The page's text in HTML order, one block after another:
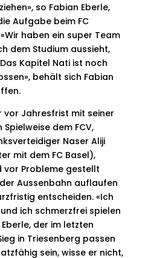
so Fabian Eberle,
Aufgabe beim FC
haben ein super Team
dem Studium aussieht,
Kapitel Nati ist noch
behält sich Fabian
vor Jahresfrist mit seiner
dem FCV,
Naser Aliji
mit dem FC Basel),
vor Probleme gestellt
Aussenbahn auflaufen
entscheiden. «Ich
ich schmerzfrei spielen
der im letzten
in Triesenberg passen
sein, wisse er nicht,